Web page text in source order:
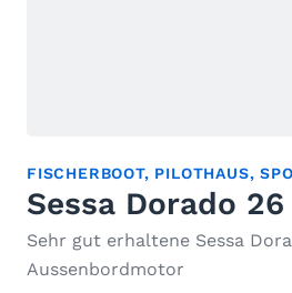
FISCHERBOOT, PILOTHAUS,
Sessa Dorado 26
Sehr gut erhaltene Sessa
Aussenbordmotor